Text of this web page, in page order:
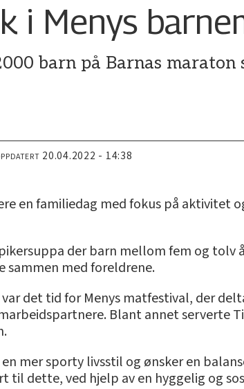
i Menys
barn på Barnas
20.04.2022 - 14:38
en familiedag med fokus på aktivitet
der barn mellom fem og
sammen med foreldrene.
det tid for Menys matfestival, der
Blant annet serverte
mer sporty livsstil og ønsker en
til dette, ved hjelp av en hyggelig og